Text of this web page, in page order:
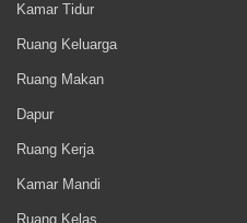
Kamar Tidur
Ruang Keluarga
Ruang Makan
Dapur
Ruang Kerja
Kamar Mandi
Ruang Kelas